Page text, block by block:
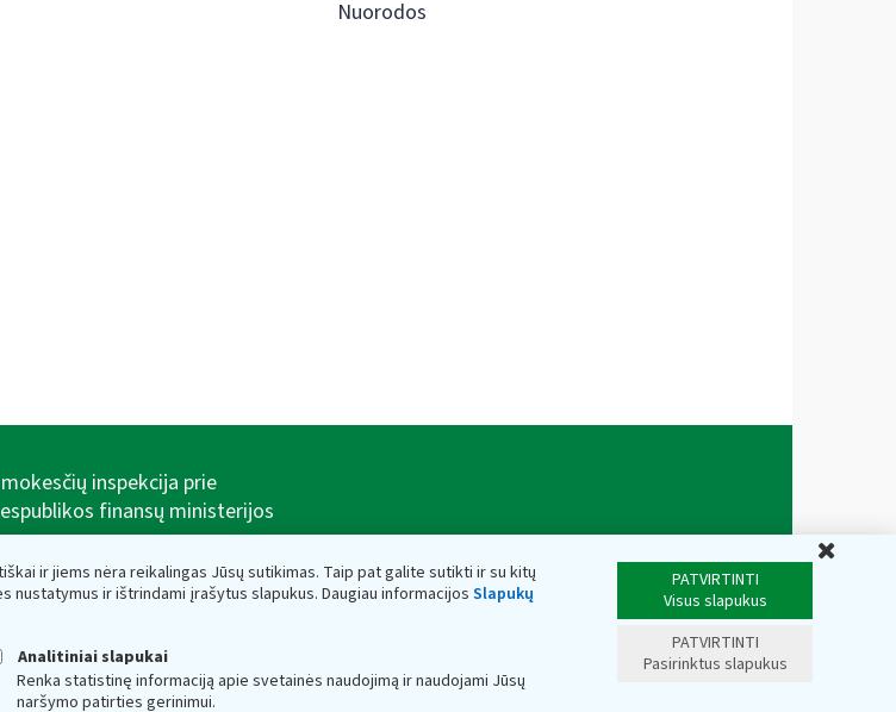
ir jiems nėra reikalingas Jūsų sutikimas. Taip pat galite sutikti ir su kitų
ir ištrindami įrašytus slapukus. Daugiau informacijos Slapukų
Analitiniai slapukai
Renka statistinę informaciją apie svetainės naudojimą ir naudojami Jūsų
naršymo patirties gerinimui.
PATVIRTINTI
Visus slapukus
PATVIRTINTI
Pasirinktus slapukus
Nuorodos
inspekcija prie
finansų ministerijos
16-osios g. 14, 01107 Vilnius, Lietuva,
, E. pristatymo dėžutės adresas
finansų ministerijos kaupiami ir
asmenų registre